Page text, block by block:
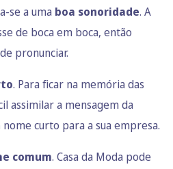
se a uma boa sonoridade. A
de boca em boca, então
pronunciar.
. Para ficar na memória das
assimilar a mensagem da
curto para a sua empresa.
comum. Casa da Moda pode